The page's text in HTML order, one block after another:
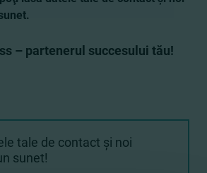
– partenerul succesului tău!
tale de contact şi noi
sunet!